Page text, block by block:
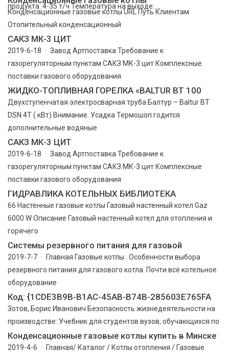
продукта: 4-35 т/ч Температура на выходе: ...
Конденсационные газовые котлы URL Путь Клиентам
Отопительный конденсационный
САКЗ МК-3 ЦИТ
2019-6-18 · Завод Артпоставка Требование к
газорегуляторным пунктам САКЗ МК-3 цит Комплексные
поставки газового оборудования
ЖИДКО-ТОПЛИВНАЯ ГОРЕЛКА «BALTUR BT 100
Двухступенчатая электросварная труба Балтур – Baltur BT
DSN 4T ( кВт) Внимание. Усадка Термошоп годится
дополнительные водяные
САКЗ МК-3 ЦИТ
2019-6-18 · Завод Артпоставка Требование к
газорегуляторным пунктам САКЗ МК-3 цит Комплексные
поставки газового оборудования
ГИДРАВЛИКА КОТЕЛЬНЫХ БИБЛИОТЕКА
66 Настенные газовые котлы Газовый настенный котел Gaz
6000 W Описание Газовый настенный котел для отопления и
горячего
Системы резервного питания для газовой
2019-7-7 · Главная Газовые котлы . Особенности выбора
резервного питания для газового котла. Почти всё котельное
оборудование
Код: {1CDE3B9B-B1AC-45AB-B74B-285603E765FA
Зотов, Борис Иванович Безопасность жизнедеятельности на
производстве: Учебник для студентов вузов, обучающихся по
Конденсационные газовые котлы купить в Минске
2019-4-6 · Главная/ Каталог / Котлы отопления / Газовые